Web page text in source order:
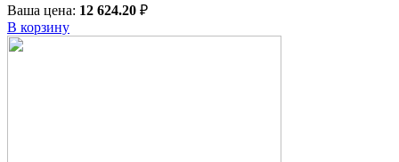
Ваша цена: 12 624.20 ₽
В корзину